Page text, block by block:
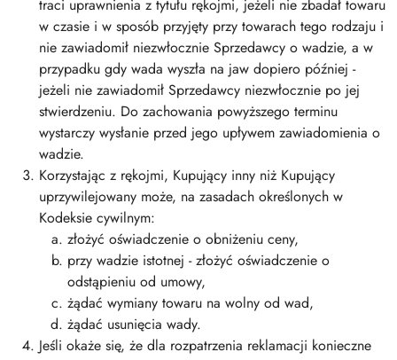
traci uprawnienia z tytułu rękojmi, jeżeli nie zbadał towaru
w czasie i w sposób przyjęty przy towarach tego rodzaju i
nie zawiadomił niezwłocznie Sprzedawcy o wadzie, a w
przypadku gdy wada wyszła na jaw dopiero później -
jeżeli nie zawiadomił Sprzedawcy niezwłocznie po jej
stwierdzeniu. Do zachowania powyższego terminu
wystarczy wysłanie przed jego upływem zawiadomienia o
wadzie.
Korzystając z rękojmi, Kupujący inny niż Kupujący
uprzywilejowany może, na zasadach określonych w
Kodeksie cywilnym:
złożyć oświadczenie o obniżeniu ceny,
przy wadzie istotnej - złożyć oświadczenie o
odstąpieniu od umowy,
żądać wymiany towaru na wolny od wad,
żądać usunięcia wady.
Jeśli okaże się, że dla rozpatrzenia reklamacji konieczne